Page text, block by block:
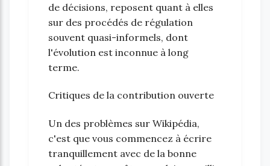
de décisions, reposent quant à elles
sur des procédés de régulation
souvent quasi-informels, dont
l'évolution est inconnue à long
terme.
Critiques de la contribution ouverte
Un des problèmes sur Wikipédia,
c'est que vous commencez à écrire
tranquillement avec de la bonne